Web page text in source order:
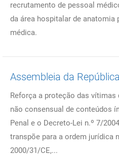
recrutamento de pessoal
da área hospitalar de anatomia
médica.
Assembleia da República
Reforça a proteção das
não consensual de conteúdos
Penal e o Decreto-Lei n.º 7/
transpõe para a ordem jurídica
2000/31/CE,...